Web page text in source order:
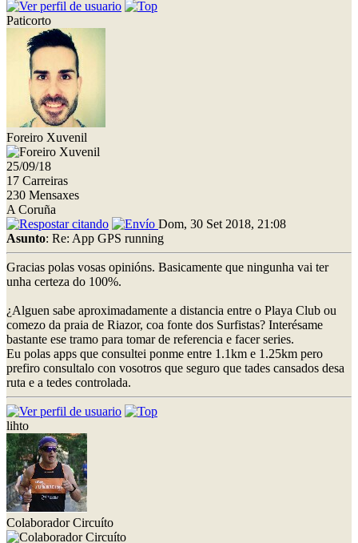
Paticorto
Foreiro Xuvenil
25/09/18
17 Carreiras
230 Mensaxes
A Coruña
Dom, 30 Set 2018, 21:08
Asunto: Re: App GPS running
Gracias polas vosas opinións. Basicamente que ningunha vai ter
unha certeza do 100%.
¿Alguen sabe aproximadamente a distancia entre o Playa Club ou
comezo da praia de Riazor, coa fonte dos Surfistas? Interésame
bastante ese tramo para tomar de referencia e facer series.
Eu polas apps que consultei ponme entre 1.1km e 1.25km pero
prefiro consultalo con vosotros que seguro que tades cansados desa
ruta e a tedes controlada.
lihto
Colaborador Circuíto